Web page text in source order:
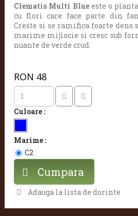
Clematis Multi Blue este o
cu flori care face parte din
Creste si se ramifica foarte dens
marime mijlocie si cresc sub
nuante de verde crud.
RON 48
Culoare :
Marime :
C2
Cumpara
Adauga la lista de dorinte